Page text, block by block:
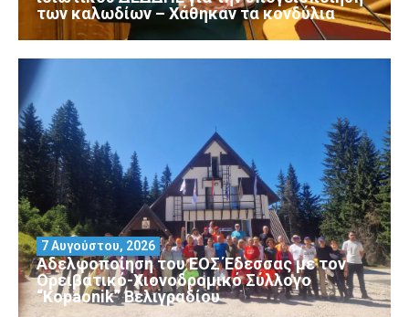
των καλωδίων – Χάθηκαν τα κονδύλια
Αδελφοποίηση του ΕΟΣ Έδεσσας με τον
Ορειβατικό-Χιονοδρομικό Σύλλογο
“Kopaonik” Βελιγραδίου
7 Αυγούστου, 2026